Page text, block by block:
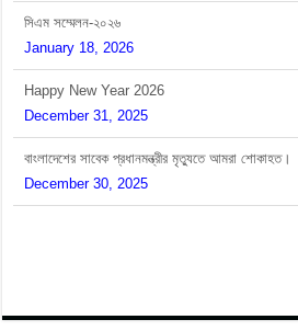
সিএম সম্মেলন-২০২৬
January 18, 2026
Happy New Year 2026
December 31, 2025
বাংলাদেশের সাবেক প্রধানমন্ত্রীর মৃত্যুতে আমরা শোকাহত।
December 30, 2025